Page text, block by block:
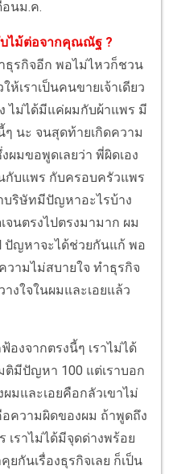
นม.ค.
ไม้ต่อจากคุณณัฐ ?
ธุรกิจอีก พอไม่ไหวก็ชวน
เราเป็นคนขายเจ้าเดียว
ไม่ได้มีแค่ผมกับผ้าแพร มี
นะ จนสุดท้ายเกิดความ
ผมขอพูดเลยว่า พี่ผิดเอง
กับแพร กับครอบครัวแพร
บริษัทมีปัญหาอะไรบ้าง
จนตรงไปตรงมามาก ผม
ปัญหาจะได้ช่วยกันแก้ พอ
ามไม่สบายใจ ทำธุรกิจ
งใจในผมและเอยแล้ว
งจากตรงนี้ๆ เราไม่ได้
มีปัญหา 100 แต่เราบอก
มและเอยคือกลัวเขาไม่
ความผิดของผม ถ้าพูดถึง
ราไม่ได้มีจุดด่างพร้อย
ยกันเรื่องธุรกิจเลย ก็เป็น